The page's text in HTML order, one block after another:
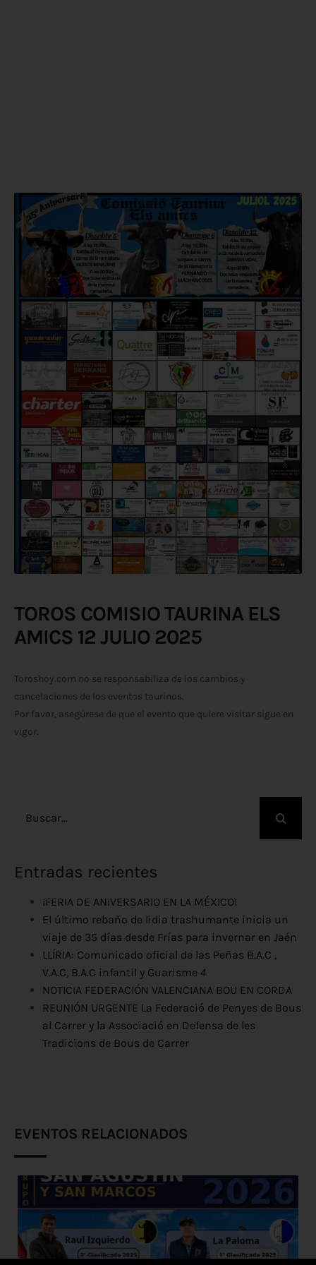
TOROS COMISIO TAURINA ELS
AMICS 12 JULIO 2025
Toroshoy.com no se responsabiliza de los cambios y
cancelaciones de los eventos taurinos.
Por favor, asegúrese de que el evento que quiere visitar sigue en
vigor.
Entradas recientes
¡FERIA DE ANIVERSARIO EN LA MÉXICO!
El último rebaño de lidia trashumante inicia un
viaje de 35 días desde Frías para invernar en Jaén
LLÍRIA: Comunicado oficial de las Peñas B.A.C ,
V.A.C, B.A.C infantil y Guarisme 4
NOTICIA FEDERACIÓN VALENCIANA BOU EN CORDA
REUNIÓN URGENTE La Federació de Penyes de Bous
al Carrer y la Associació en Defensa de les
Tradicions de Bous de Carrer
EVENTOS RELACIONADOS